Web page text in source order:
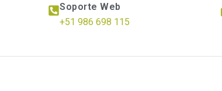
Soporte Web
+51 986 698 115